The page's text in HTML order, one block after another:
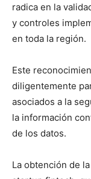
radica en la
y controles
en toda la región.
Este
diligentemente
asociados a la
la información
de los datos.
La obtención de